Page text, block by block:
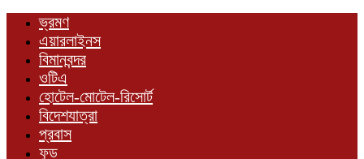
ভ্রমণ
এয়ারলাইনস
বিমানবন্দর
ওটিএ
হোটেল-মোটেল-রিসোর্ট
বিদেশযাত্রা
প্রবাস
ফুড